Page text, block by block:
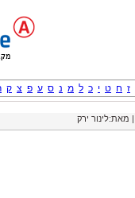
ז ח ט י כ ל מ נ ס ע פ צ ק
| מאת:לינור ירק